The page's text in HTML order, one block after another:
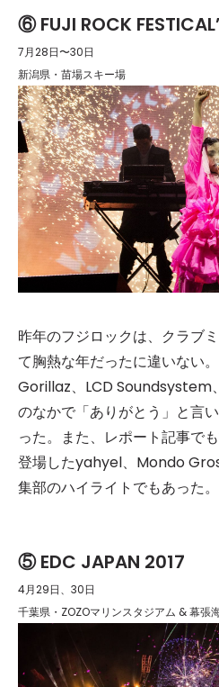
⑥ FUJI ROCK
7月28日〜30日
新潟県・苗場スキー場
昨年のフジロックは、クラブ
て胸熱な年だったに違いない
Gorillaz、LCD Soundsystem
のなかで「ありがとう」と言
った。また、レポート記事で
登場したyahyel、Mondo
集部のハイライトでもあった。
⑤ EDC JAPAN 2017
4月29日、30日
千葉県・ZOZOマリンスタジアム & 幕張